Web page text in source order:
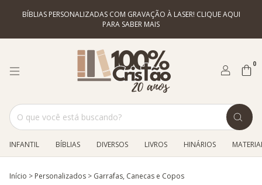
BÍBLIAS PERSONALIZADAS COM GRAVAÇÃO À LASER! CLIQUE AQUI
PARA SABER MAIS
0
INFANTIL BÍBLIAS DIVERSOS LIVROS HINÁRIOS
Início > Personalizados > Garrafas, Canecas e Copos